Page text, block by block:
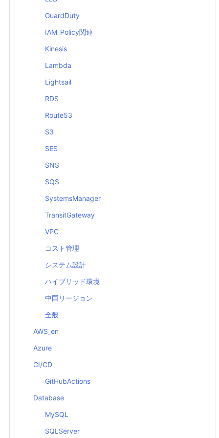
GuardDuty
IAM_Policy関連
Kinesis
Lambda
Lightsail
RDS
Route53
S3
SES
SNS
SQS
SystemsManager
TransitGateway
VPC
コスト管理
システム設計
ハイブリッド環境
中国リージョン
全般
AWS_en
Azure
CI/CD
GitHubActions
Database
MySQL
SQLServer